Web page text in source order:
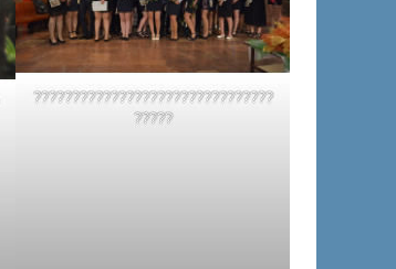
???????????????????????????????
?????